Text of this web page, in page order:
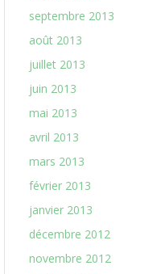
septembre 2013
août 2013
juillet 2013
juin 2013
mai 2013
avril 2013
mars 2013
février 2013
janvier 2013
décembre 2012
novembre 2012